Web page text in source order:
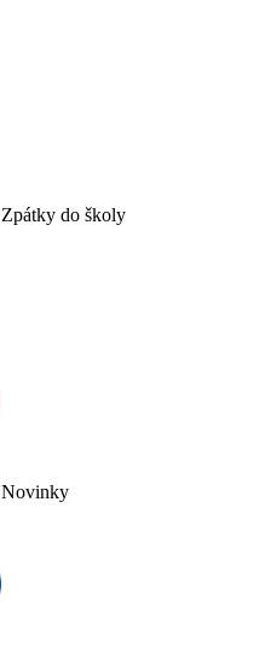
Zpátky do školy
Novinky